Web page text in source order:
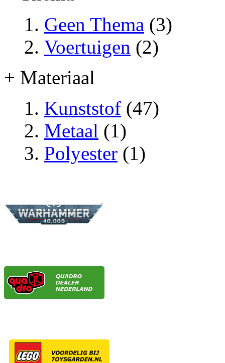
Geen Thema (3)
Voertuigen (2)
+ Materiaal
Kunststof (47)
Metaal (1)
Polyester (1)